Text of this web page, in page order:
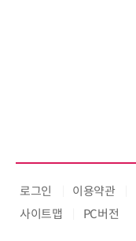
로그인 이용약관
사이트맵
PC버전